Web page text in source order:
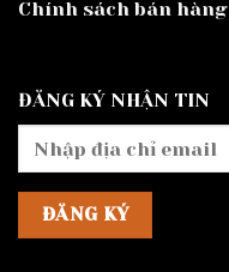
Chính sách bán hàng
ĐĂNG KÝ NHẬN TIN